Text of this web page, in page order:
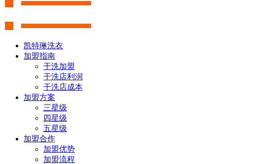
凯特琳洗衣
加盟指南
干洗加盟
干洗店利润
干洗店成本
加盟方案
三星级
四星级
五星级
加盟合作
加盟优势
加盟流程